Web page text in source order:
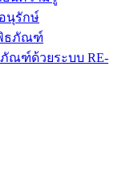
นุรักษ์
ธภัณฑ์
ณฑ์ด้วยระบบ RE-